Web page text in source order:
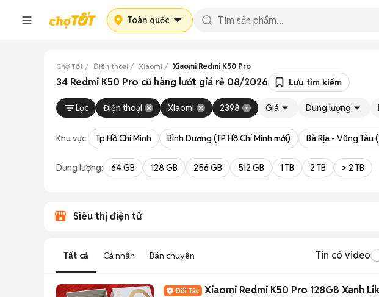
Toàn quốc
Chợ Tốt Điện thoại Xiaomi Xiaomi Redmi K50 Pro
34 Redmi K50 Pro cũ hàng lướt giá rẻ 08/2026 Lưu tìm kiếm
Lọc Điện thoại Xiaomi 2398 Giá Dung lượng
Khu vực: Tp Hồ Chí Minh Bình Dương (TP Hồ Chí Minh mới) Bà Rịa - Vũng Tàu
Dung lượng: 64 GB 128 GB 256 GB 512 GB 1 TB 2 TB > 2 TB
Siêu thị điện tử
Tất cả Cá nhân Bán chuyên Tin có video
Xiaomi Redmi K50 Pro 128GB Xanh